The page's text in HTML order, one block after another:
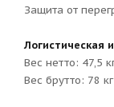
Защита от
Логистическая
Вес нетто: 47,5
Вес брутто: 78 кг